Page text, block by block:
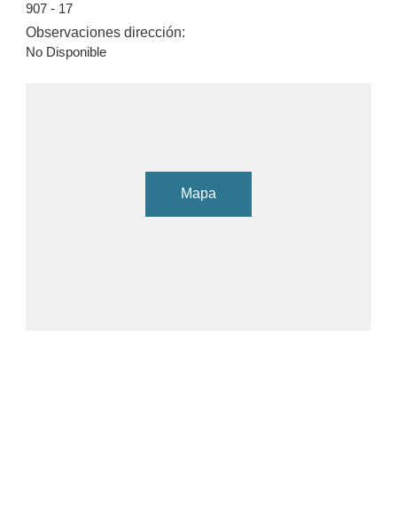
907 - 17
Observaciones dirección:
No Disponible
Mapa